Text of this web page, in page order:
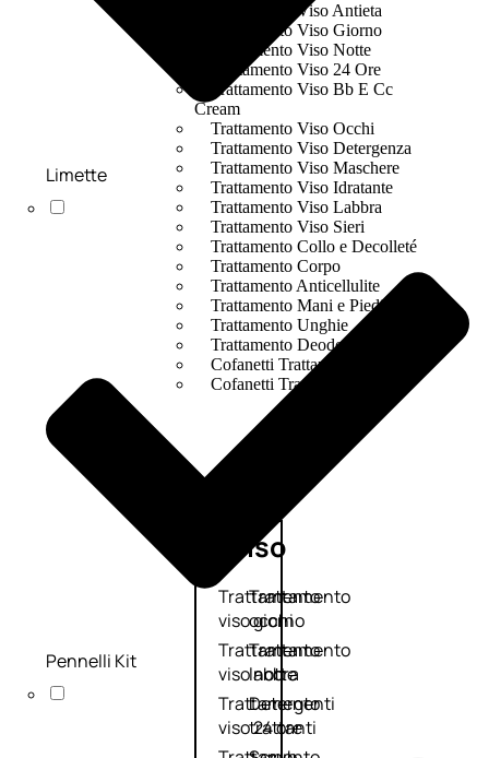
Trattamento Viso Antieta
Trattamento Viso Giorno
Trattamento Viso Notte
Trattamento Viso 24 Ore
Trattamento Viso Bb E Cc
Cream
Trattamento Viso Occhi
Trattamento Viso Detergenza
Trattamento Viso Maschere
Trattamento Viso Idratante
Trattamento Viso Labbra
Trattamento Viso Sieri
Trattamento Collo e Decolleté
Trattamento Corpo
Trattamento Anticellulite
Trattamento Mani e Piedi
Trattamento Unghie
Trattamento Deodoranti
Cofanetti Trattamento Viso
Cofanetti Trattamento Corpo
Viso
Trattamento
viso giorno
Trattamento
viso notte
Trattamento
viso 24 ore
Trattamento
occhi
Trattamento
labbra
Detergenti
trattanti
Limette
Pennelli Kit